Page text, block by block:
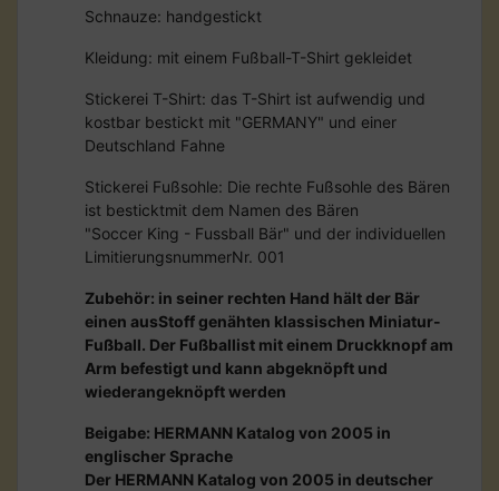
Schnauze: handgestickt
Kleidung: mit einem Fußball-T-Shirt gekleidet
Stickerei T-Shirt: das T-Shirt ist aufwendig und
kostbar bestickt mit "GERMANY" und einer
Deutschland Fahne
Stickerei Fußsohle: Die rechte Fußsohle des Bären
ist besticktmit dem Namen des Bären
"Soccer King - Fussball Bär" und der individuellen
LimitierungsnummerNr. 001
Zubehör: in seiner rechten Hand hält der Bär
einen ausStoff genähten klassischen Miniatur-
Fußball. Der Fußballist mit einem Druckknopf am
Arm befestigt und kann abgeknöpft und
wiederangeknöpft werden
Beigabe: HERMANN Katalog von 2005 in
englischer Sprache
Der HERMANN Katalog von 2005 in deutscher